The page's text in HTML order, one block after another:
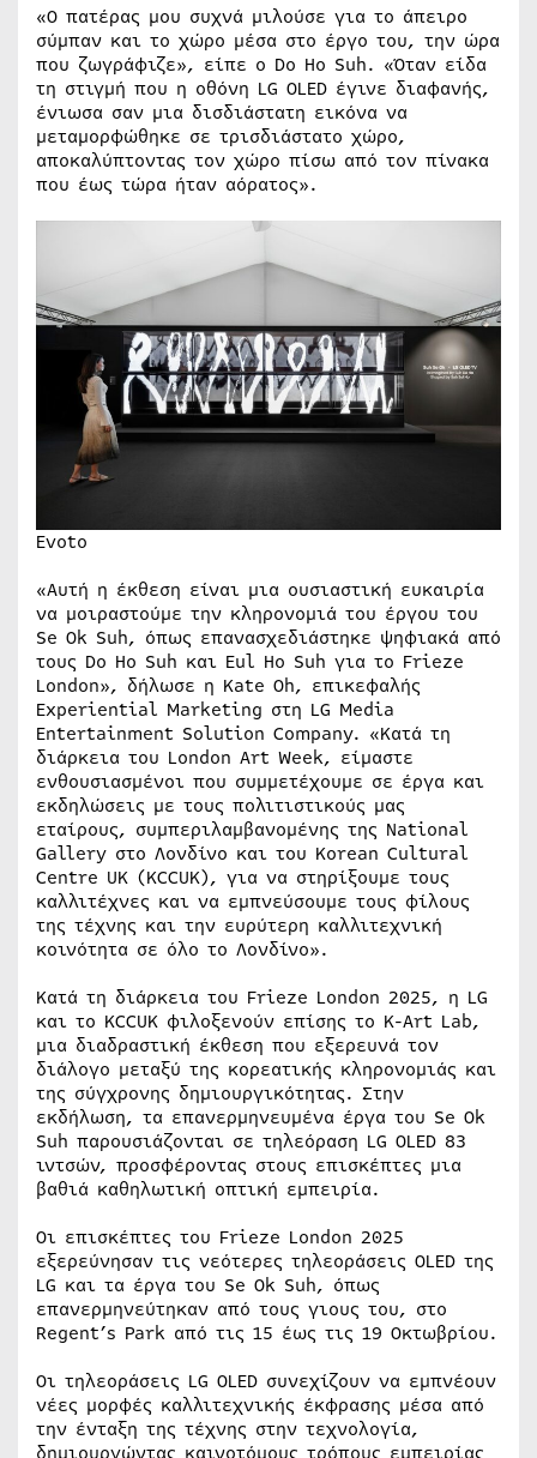
«Ο πατέρας μου συχνά μιλούσε για το άπειρο
σύμπαν και το χώρο μέσα στο έργο του, την ώρα
που ζωγράφιζε», είπε ο Do Ho Suh. «Όταν είδα
τη στιγμή που η οθόνη LG OLED έγινε διαφανής,
ένιωσα σαν μια δισδιάστατη εικόνα να
μεταμορφώθηκε σε τρισδιάστατο χώρο,
αποκαλύπτοντας τον χώρο πίσω από τον πίνακα
που έως τώρα ήταν αόρατος».
Evoto
«Αυτή η έκθεση είναι μια ουσιαστική ευκαιρία
να μοιραστούμε την κληρονομιά του έργου του
Se Ok Suh, όπως επανασχεδιάστηκε ψηφιακά από
τους Do Ho Suh και Eul Ho Suh για το Frieze
London», δήλωσε η Kate Oh, επικεφαλής
Experiential Marketing στη LG Media
Entertainment Solution Company. «Κατά τη
διάρκεια του London Art Week, είμαστε
ενθουσιασμένοι που συμμετέχουμε σε έργα και
εκδηλώσεις με τους πολιτιστικούς μας
εταίρους, συμπεριλαμβανομένης της National
Gallery στο Λονδίνο και του Korean Cultural
Centre UK (KCCUK), για να στηρίξουμε τους
καλλιτέχνες και να εμπνεύσουμε τους φίλους
της τέχνης και την ευρύτερη καλλιτεχνική
κοινότητα σε όλο το Λονδίνο».
Κατά τη διάρκεια του Frieze London 2025, η LG
και το KCCUK φιλοξενούν επίσης το K-Art Lab,
μια διαδραστική έκθεση που εξερευνά τον
διάλογο μεταξύ της κορεατικής κληρονομιάς και
της σύγχρονης δημιουργικότητας. Στην
εκδήλωση, τα επανερμηνευμένα έργα του Se Ok
Suh παρουσιάζονται σε τηλεόραση LG OLED 83
ιντσών, προσφέροντας στους επισκέπτες μια
βαθιά καθηλωτική οπτική εμπειρία.
Οι επισκέπτες του Frieze London 2025
εξερεύνησαν τις νεότερες τηλεοράσεις OLED της
LG και τα έργα του Se Ok Suh, όπως
επανερμηνεύτηκαν από τους γιους του, στο
Regent’s Park από τις 15 έως τις 19 Οκτωβρίου.
Οι τηλεοράσεις LG OLED συνεχίζουν να εμπνέουν
νέες μορφές καλλιτεχνικής έκφρασης μέσα από
την ένταξη της τέχνης στην τεχνολογία,